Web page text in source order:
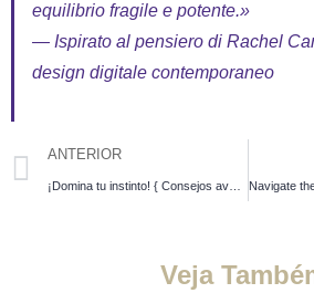
equilibrio fragile e potente.»
— Ispirato al pensiero di Rachel
design digitale contemporaneo
ANTERIOR
Veja